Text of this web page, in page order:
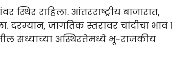
स्थिर राहिला. आंतरराष्ट्रीय बाजारात,
दरम्यान, जागतिक स्तरावर चांदीचा भाव १
सध्याच्या अस्थिरतेमध्ये भू-राजकीय